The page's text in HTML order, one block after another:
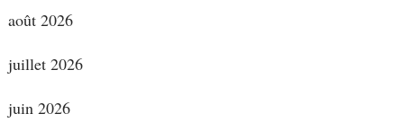
août 2026
juillet 2026
juin 2026